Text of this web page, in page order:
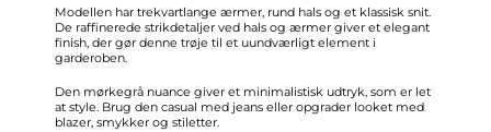
Modellen har trekvartlange ærmer, rund hals og et klassisk snit.
De raffinerede strikdetaljer ved hals og ærmer giver et elegant
finish, der gør denne trøje til et uundværligt element i
garderoben.
Den mørkegrå nuance giver et minimalistisk udtryk, som er let
at style. Brug den casual med jeans eller opgrader looket med
blazer, smykker og stiletter.